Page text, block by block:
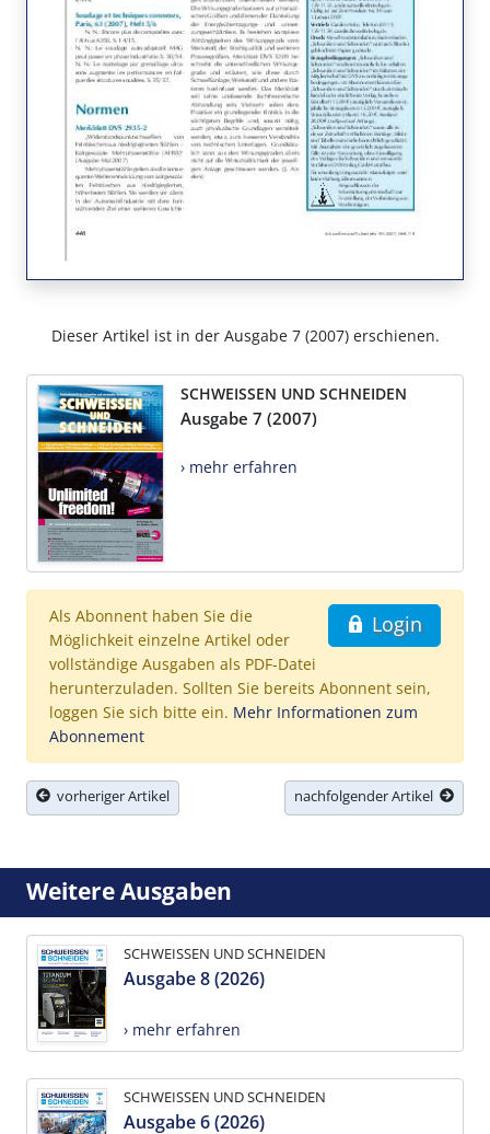
Dieser Artikel ist in der Ausgabe 7 (2007) erschienen.
SCHWEISSEN UND SCHNEIDEN
Ausgabe 7 (2007)
› mehr erfahren
Login
Als Abonnent haben Sie die
Möglichkeit einzelne Artikel oder
vollständige Ausgaben als PDF-Datei
herunterzuladen. Sollten Sie bereits Abonnent sein,
loggen Sie sich bitte ein. Mehr Informationen zum
Abonnement
vorheriger Artikel nachfolgender Artikel
Weitere Ausgaben
SCHWEISSEN UND SCHNEIDEN
Ausgabe 8 (2026)
› mehr erfahren
SCHWEISSEN UND SCHNEIDEN
Ausgabe 6 (2026)